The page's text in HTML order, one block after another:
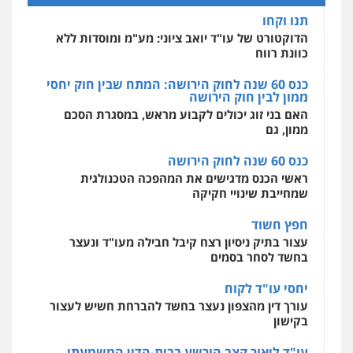
אחסון אתרים
מקצועיים לעורכי דין
מרכז התחלה חדשה
אסירים עבירות מין שירותים מקצועיים
לעורכי דין
תנו וקחו
הדוקטורט של עו"ד יואב ציוני: מע"מ ומוסדות ללא
כוונת רווח
כנס 60 שנה לחוק הירושה: המתח שבין חוק יחסי
ממון לבין חוק הירושה
האם בני זוג יכולים לקבוע מראש, במסגרת הסכם
ממון, גם
כנס 60 שנה לחוק הירושה
ראשי הכנס מדגישים את המהפכה הטכנולגית
שמחייבת שינויי חקיקה
חפץ חשוד
עצור בתיק ניסיון רצח קיבל חבילה מעו"ד ונעצר
בחשד לסחר בסמים
יחסי עו"ד לקוח
עורך דין מהצפון נעצר בחשד להברחת חשיש לעצור
בקישון